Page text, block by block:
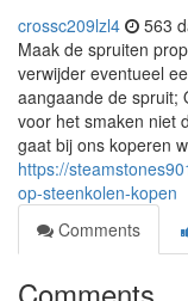
crossc209lzl4 563
Maak de spruiten
verwijder eventueel
aangaande de spruit;
voor het smaken niet
gaat bij ons koperen
https://
op-steenkolen-kopen
Comments